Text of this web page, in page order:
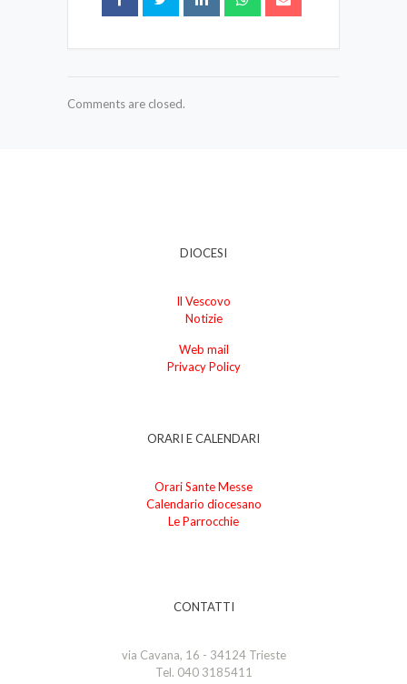
Comments are closed.
DIOCESI
Il Vescovo
Notizie
Web mail
Privacy Policy
ORARI E CALENDARI
Orari Sante Messe
Calendario diocesano
Le Parrocchie
CONTATTI
via Cavana, 16 - 34124 Trieste
Tel. 040 3185411